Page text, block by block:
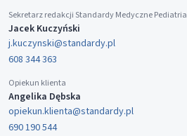
Sekretarz redakcji Standardy Medyczne Pediatria
Jacek Kuczyński
j.kuczynski@standardy.pl
608 344 363
Opiekun klienta
Angelika Dębska
opiekun.klienta@standardy.pl
690 190 544